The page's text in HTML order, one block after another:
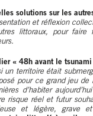
solutions sur les
et réflexion
littoraux, pour
« 48h avant le tsunami
un territoire était
pour ce grand jeu de
d’habiter
risque réel et futur
et légère, grave